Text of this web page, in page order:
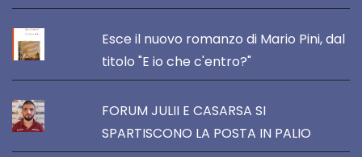
Esce il nuovo romanzo di Mario Pini, dal
titolo "E io che c'entro?"
FORUM JULII E CASARSA SI
SPARTISCONO LA POSTA IN PALIO